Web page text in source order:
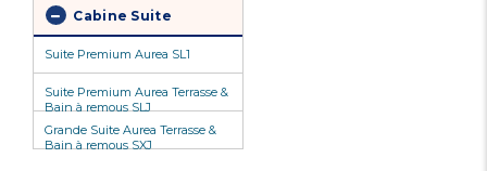
Cabine Suite
Suite Premium Aurea SL1
Suite Premium Aurea Terrasse &
Bain à remous SLJ
Grande Suite Aurea Terrasse &
Bain à remous SXJ